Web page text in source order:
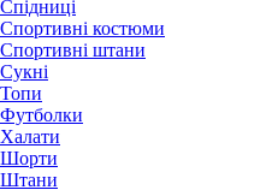
Спідниці
Спортивні костюми
Спортивні штани
Сукні
Топи
Футболки
Халати
Шорти
Штани